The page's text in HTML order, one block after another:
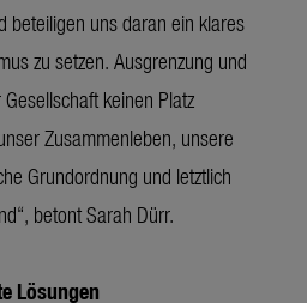
beteiligen uns daran ein klares
zu setzen. Ausgrenzung und
keinen Platz
Zusammenleben, unsere
Grundordnung und letztlich
betont Sarah Dürr.
Lösungen